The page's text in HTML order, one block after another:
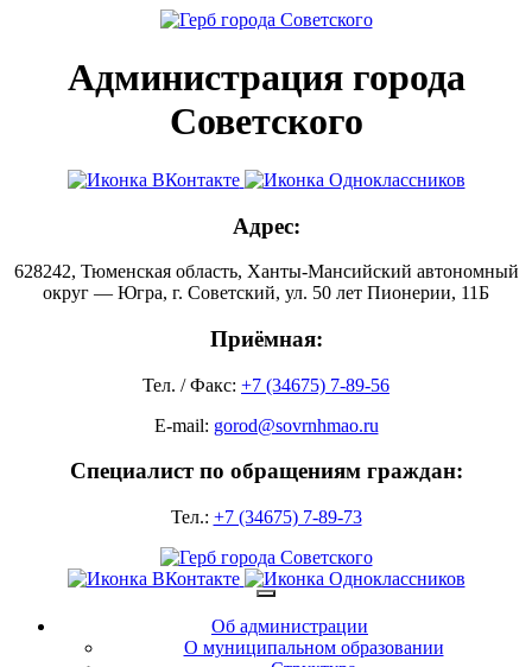
Администрация города
Советского
Адрес:
628242, Тюменская область, Ханты-Мансийский автономный
округ — Югра, г. Советский, ул. 50 лет Пионерии, 11Б
Приёмная:
Тел. / Факс: +7 (34675) 7-89-56
E-mail: gorod@sovrnhmao.ru
Специалист по обращениям граждан:
Тел.: +7 (34675) 7-89-73
Об администрации
О муниципальном образовании